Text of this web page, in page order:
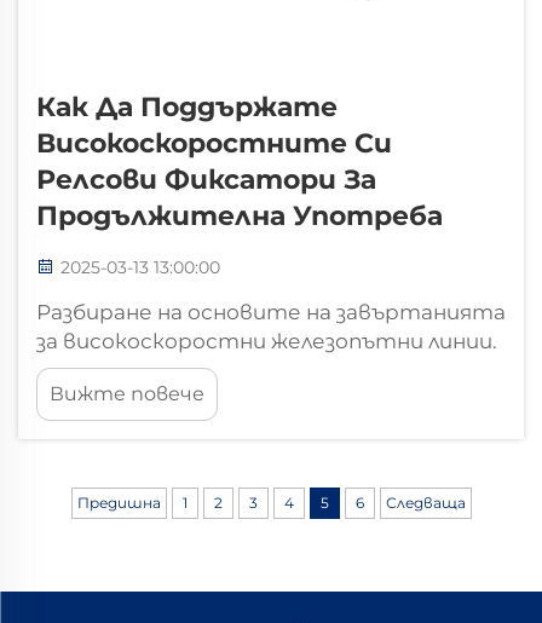
Как Да Поддържате
Високоскоростните Си
Релсови Фиксатори За
Продължителна Употреба
2025-03-13 13:00:00
Разбиране на основите на завъртанията
за високоскоростни железопътни линии.
Компоненти на системи за завързване на
железопътни линии. Една добра система
за завързване на железопътни линии
които работят заедно – шини, клипове и
болтове, всички изработени така, че да
Вижте повече
Предишна 1 2 3 4 5 6 Следваща